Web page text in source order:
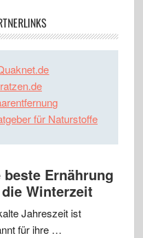
für Naturstoffe
beste Ernährung
Winterzeit
Jahreszeit ist
für ihre …